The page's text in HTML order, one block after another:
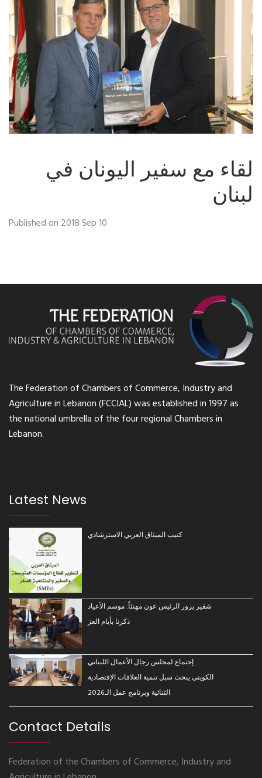
لقاء مع سفير اليونان في
لبنان
Published on 2018 Sep 10
The Federation of Chambers of Commerce, Industry and
Agriculture in Lebanon (FCCIAL) was established in 1997 as
the national umbrella of the four regional Chambers in
Lebanon.
Latest News
كتيب الميثاق العربي الاسترشادي
شقير يزور الرئيس عون مهنئاً: موسم الأعياد
ذكرنا بأيام العز
إجتماع لمجلس رجال الأعمال اللبناني
الكويتي يبحث سبل تنمية العلاقات الإقتصادية
الثنائية وبرنامج عمل الـ2026
Contact Details
Federation of the Chambers of Commerce, Industry and